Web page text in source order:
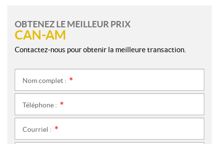
OBTENEZ LE MEILLEUR PRIX
CAN-AM
Contactez-nous pour obtenir la meilleure transaction.
Nom complet :
Téléphone :
Courriel :